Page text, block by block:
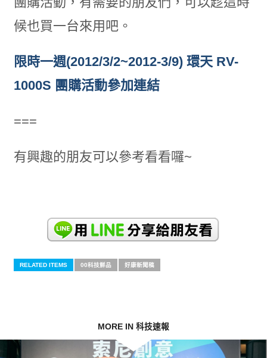
候也買一台來用吧。
限時一週(2012/3/2~2012-3/9) 環天 RV-
1000S 團購活動參加連結
===
有興趣的朋友可以參考看看囉~
RELATED ITEMS 00科技鮮品 好康新聞稿
MORE IN 科技速報